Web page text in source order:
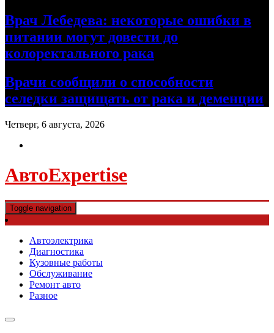
Врач Лебедева: некоторые ошибки в
питании могут довести до
колоректального рака
Врачи сообщили о способности
селедки защищать от рака и деменции
Четверг, 6 августа, 2026
АвтоExpertise
Toggle navigation
Автоэлектрика
Диагностика
Кузовные работы
Обслуживание
Ремонт авто
Разное